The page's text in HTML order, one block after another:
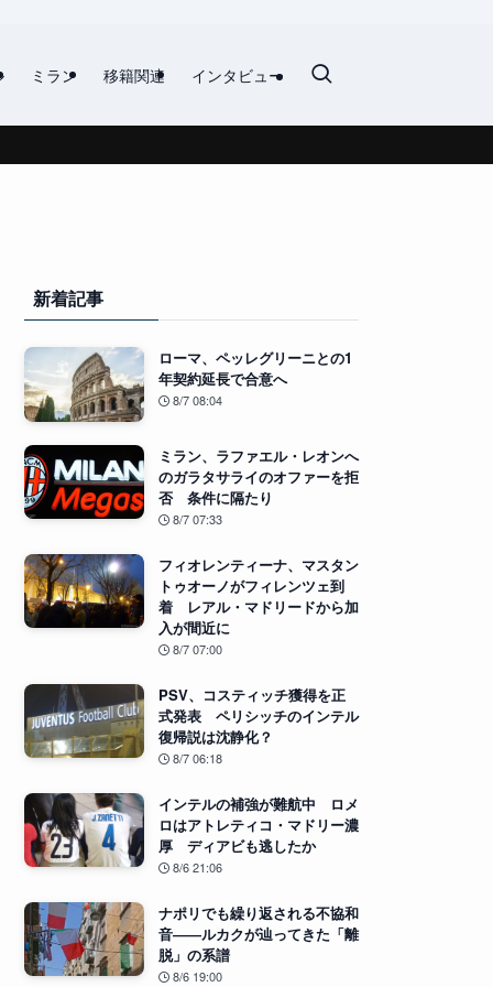
ミラン 移籍関連 インタビュー
新着記事
ローマ、ペッレグリーニとの1
年契約延長で合意へ
8/7 08:04
ミラン、ラファエル・レオンへ
のガラタサライのオファーを拒
否 条件に隔たり
8/7 07:33
フィオレンティーナ、マスタン
トゥオーノがフィレンツェ到
着 レアル・マドリードから加
入が間近に
8/7 07:00
PSV、コスティッチ獲得を正
式発表 ペリシッチのインテル
復帰説は沈静化？
8/7 06:18
インテルの補強が難航中 ロメ
ロはアトレティコ・マドリー濃
厚 ディアビも逃したか
8/6 21:06
ナポリでも繰り返される不協和
音――ルカクが辿ってきた「離
脱」の系譜
8/6 19:00